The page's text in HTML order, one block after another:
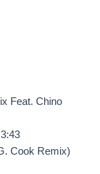
Feat. Chino
Cook Remix)